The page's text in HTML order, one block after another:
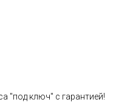
"под ключ" с гарантией!